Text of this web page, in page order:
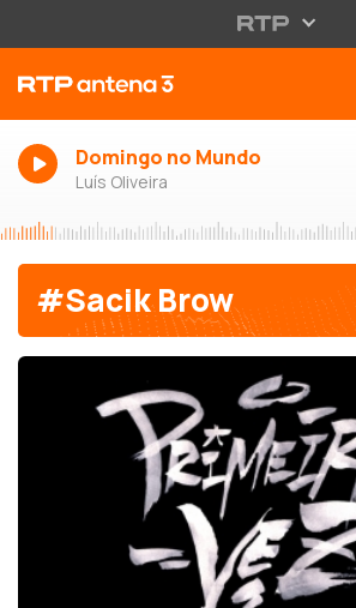
Domingo no Mundo
Luís Oliveira
#Sacik Brow